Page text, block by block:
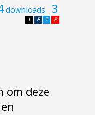
downloads 3
P
T
F
L
om deze